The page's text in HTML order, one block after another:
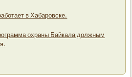
в Хабаровске.
охраны Байкала должным